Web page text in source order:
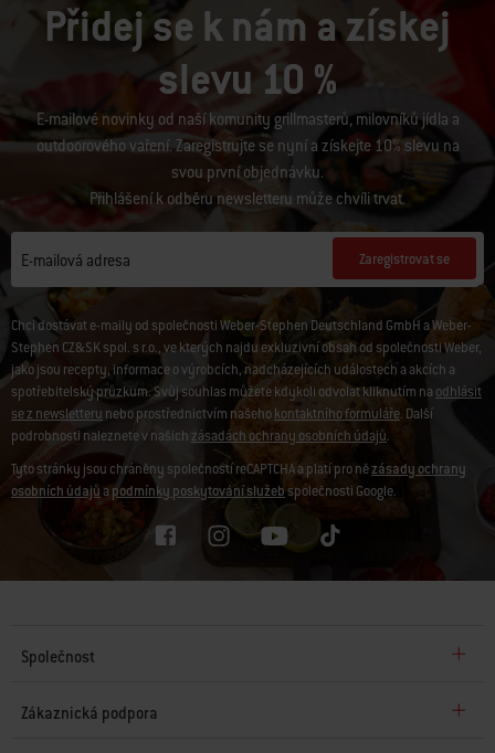
Přidej se k nám a získej
slevu 10 %
E-mailové novinky od naší komunity grillmasterů, milovníků jídla a
outdoorového vaření. Zaregistrujte se nyní a získejte 10% slevu na
svou první objednávku.
Přihlášení k odběru newsletteru může chvíli trvat.
E-mailová adresa Zaregistrovat se
Chci dostávat e-maily od společnosti Weber-Stephen Deutschland GmbH a Weber-
Stephen CZ&SK spol. s r.o., ve kterých najdu exkluzivní obsah od společnosti Weber,
jako jsou recepty, informace o výrobcích, nadcházejících událostech a akcích a
spotřebitelský průzkum. Svůj souhlas můžete kdykoli odvolat kliknutím na odhlásit
se z newsletteru nebo prostřednictvím našehokontaktního formuláře. Další
podrobnosti naleznete v našich zásadách ochrany osobních údajů.
Tyto stránky jsou chráněny společností reCAPTCHA a platí pro nězásady ochrany
osobních údajů apodmínky poskytování služebspolečnosti Google.
Společnost
Zákaznická podpora